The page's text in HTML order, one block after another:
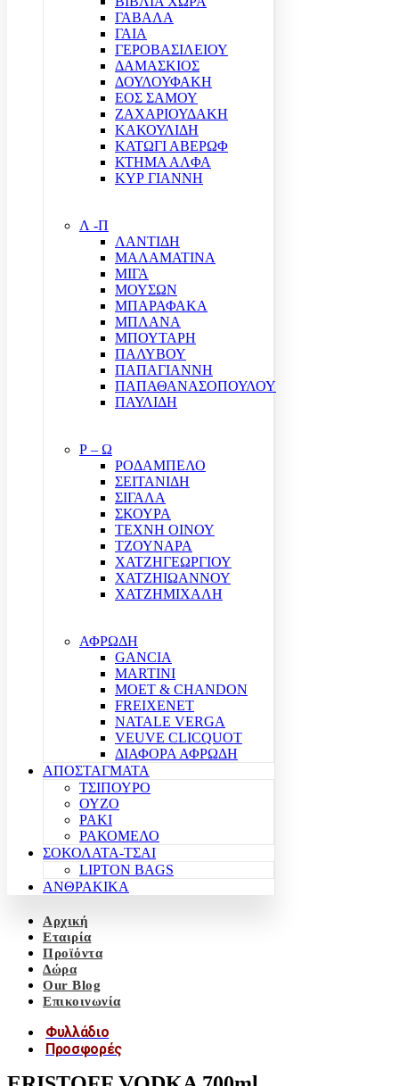
ΓΑΒΑΛΑ
ΓΑΙΑ
ΓΕΡΟΒΑΣΙΛΕΙΟΥ
ΔΑΜΑΣΚΙΟΣ
ΔΟΥΛΟΥΦΑΚΗ
ΕΟΣ ΣΑΜΟΥ
ΖΑΧΑΡΙΟΥΔΑΚΗ
ΚΑΚΟΥΛΙΔΗ
ΚΑΤΩΓΙ ΑΒΕΡΩΦ
ΚΤΗΜΑ ΑΛΦΑ
ΚΥΡ ΓΙΑΝΝΗ
Λ -Π
ΛΑΝΤΙΔΗ
ΜΑΛΑΜΑΤΙΝΑ
ΜΙΓΑ
ΜΟΥΣΩΝ
ΜΠΑΡΑΦΑΚΑ
ΜΠΛΑΝΑ
ΜΠΟΥΤΑΡΗ
ΠΑΛΥΒΟΥ
ΠΑΠΑΓΙΑΝΝΗ
ΠΑΠΑΘΑΝΑΣΟΠΟΥΛΟΥ
ΠΑΥΛΙΔΗ
Ρ – Ω
ΡΟΔΑΜΠΕΛΟ
ΣΕΙΤΑΝΙΔΗ
ΣΙΓΑΛΑ
ΣΚΟΥΡΑ
ΤΕΧΝΗ ΟΙΝΟΥ
ΤΖΟΥΝΑΡΑ
ΧΑΤΖΗΓΕΩΡΓΙΟΥ
ΧΑΤΖΗΙΩΑΝΝΟΥ
ΧΑΤΖΗΜΙΧΑΛΗ
ΑΦΡΩΔΗ
GANCIA
MARTINI
MOET & CHANDON
FREIXENET
NATALE VERGA
VEUVE CLICQUOT
ΔΙΑΦΟΡΑ ΑΦΡΩΔΗ
ΑΠΟΣΤΑΓΜΑΤΑ
ΤΣΙΠΟΥΡΟ
ΟΥΖΟ
ΡΑΚΙ
ΡΑΚΟΜΕΛΟ
ΣΟΚΟΛΑΤΑ-ΤΣΑΙ
LIPTON BAGS
ΑΝΘΡΑΚΙΚΑ
Αρχική
Εταιρία
Προϊόντα
Δώρα
Our Blog
Επικοινωνία
Φυλλάδιο
Προσφορές